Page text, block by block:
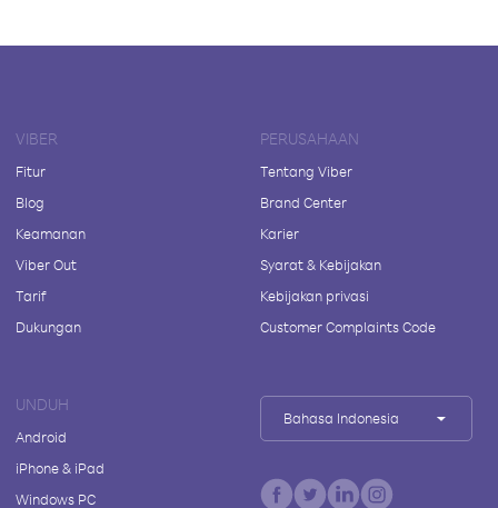
VIBER
Fitur
Blog
Keamanan
Viber Out
Tarif
Dukungan
PERUSAHAAN
Tentang Viber
Brand Center
Karier
Syarat & Kebijakan
Kebijakan privasi
Customer Complaints Code
UNDUH
Android
iPhone & iPad
Windows PC
Bahasa Indonesia